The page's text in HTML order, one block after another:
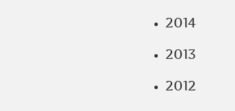
2014
2013
2012